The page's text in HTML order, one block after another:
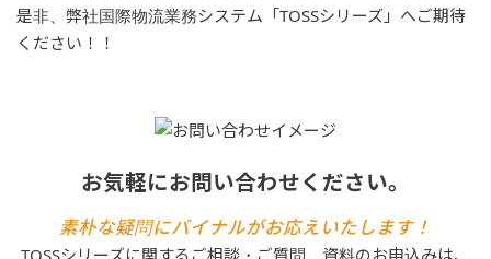
是非、弊社国際物流業務システム「TOSSシリーズ」へご期待
ください！！
お気軽にお問い合わせください。
素朴な疑問にバイナルがお応えいたします！
TOSSシリーズに関するご相談・ご質問、資料のお申込みは、